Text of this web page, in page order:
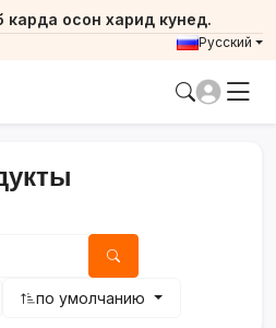
карда осон харид кунед.
Русский
по умолчанию